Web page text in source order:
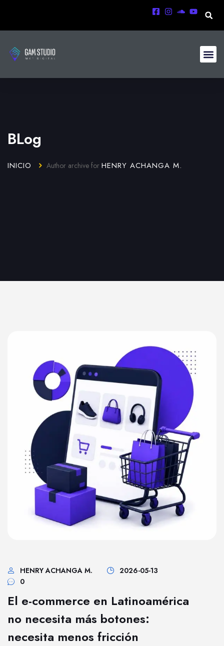
BLog
INICIO Author archive for HENRY ACHANGA M.
HENRY ACHANGA M.
2026-05-13
0
El e-commerce en Latinoamérica
no necesita más botones:
necesita menos fricción